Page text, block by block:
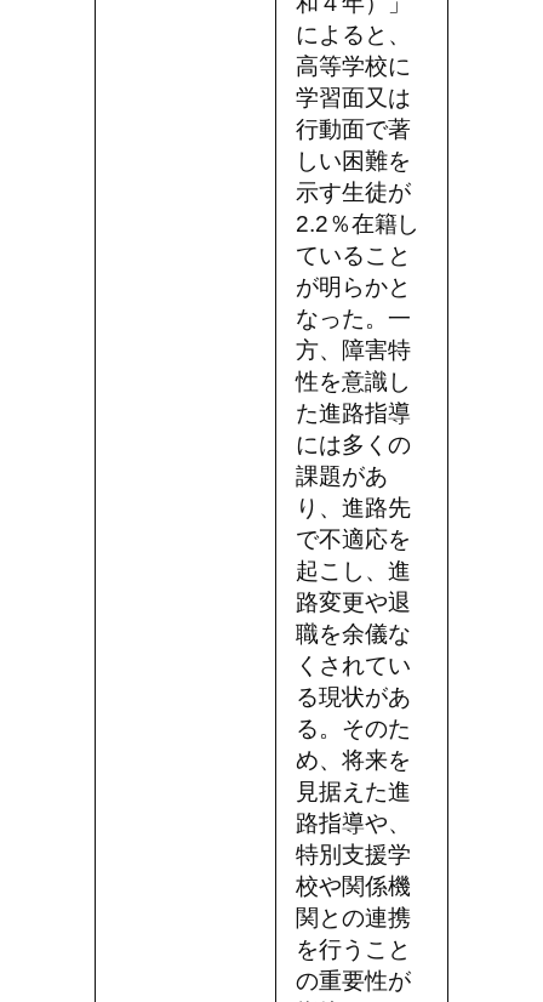
によると、
高等学校に
学習面又は
行動面で著
しい困難を
示す生徒が
2.2％在籍し
ていること
が明らかと
なった。一
方、障害特
性を意識し
た進路指導
には多くの
課題があ
り、進路先
で不適応を
起こし、進
路変更や退
職を余儀な
くされてい
る現状があ
る。そのた
め、将来を
見据えた進
路指導や、
特別支援学
校や関係機
関との連携
を行うこと
の重要性が